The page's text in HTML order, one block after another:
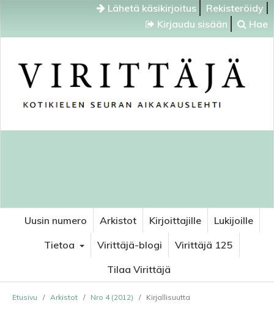
Lähetä käsikirjoitus
Rekisteröidy
Kirjaudu sisään
Hae
Uusin numero Arkistot Kirjoittajille
Lukijoille
Tietoa
Virittäjä-blogi
Virittäjä 125
Tilaa Virittäjä
Etusivu / Arkistot / Nro 4 (2012) / Kirjallisuutta